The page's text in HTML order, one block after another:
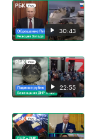
30:43
22:55